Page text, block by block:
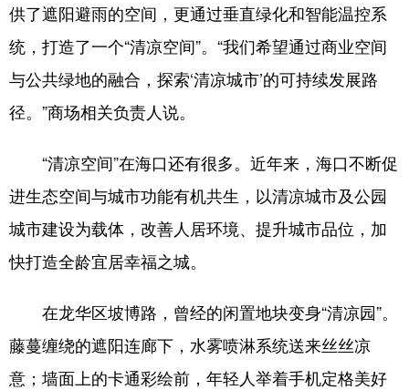
供了遮阳避雨的空间，更通过垂直绿化和智能温控系
统，打造了一个“清凉空间”。“我们希望通过商业空间
与公共绿地的融合，探索‘清凉城市’的可持续发展路
径。”商场相关负责人说。
“清凉空间”在海口还有很多。近年来，海口不断促
进生态空间与城市功能有机共生，以清凉城市及公园
城市建设为载体，改善人居环境、提升城市品位，加
快打造全龄宜居幸福之城。
在龙华区坡博路，曾经的闲置地块变身“清凉园”。
藤蔓缠绕的遮阳连廊下，水雾喷淋系统送来丝丝凉
意；墙面上的卡通彩绘前，年轻人举着手机定格美好